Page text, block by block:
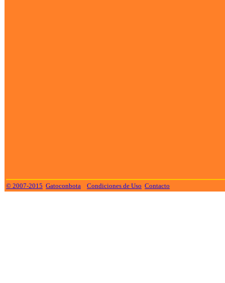
© 2007-2015 Gatoconbota Condiciones de Uso Contacto